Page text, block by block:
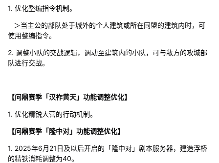
1. 优化整编指令机制。
＞当主公的部队处于城外的个人建筑或所在同盟的建筑内时，可
使用整编指令。
2. 调整小队的交战逻辑，调动至建筑内的小队，可与敌方的攻城部
队进行交战。
【问鼎赛季「汉祚黄天」功能调整优化】
1. 优化精锐大营的行动机制。
【问鼎赛季「隆中对」功能调整优化】
1. 2025年6月21日及以后开启的「隆中对」剧本服务器，建造浮桥
的精铁消耗调整为40。